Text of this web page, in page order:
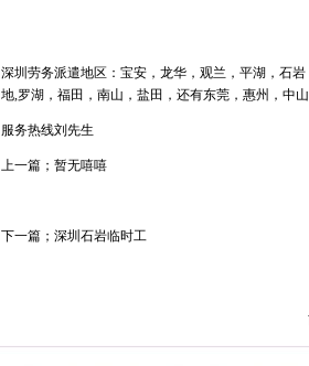
深圳劳务派遣地区：宝安，龙华，观兰，平湖，石
地,罗湖，福田，南山，盐田，还有东莞，惠州，中
服务热线刘先生
上一篇；暂无嘻嘻
下一篇；深圳石岩临时工